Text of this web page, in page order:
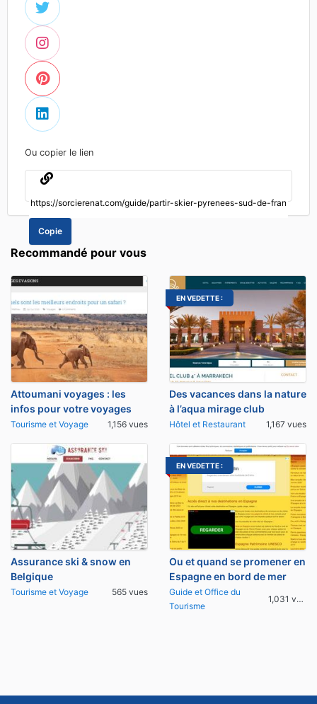
Ou copier le lien
Copie
Recommandé pour vous
Attoumani voyages : les
infos pour votre voyages
Tourisme et Voyage 1,156 vues
EN VEDETTE :
Des vacances dans la nature
à l’aqua mirage club
Hôtel et Restaurant 1,167 vues
Assurance ski & snow en
Belgique
Tourisme et Voyage 565 vues
EN VEDETTE :
Ou et quand se promener en
Espagne en bord de mer
Guide et Office du
Tourisme
1,031 vues